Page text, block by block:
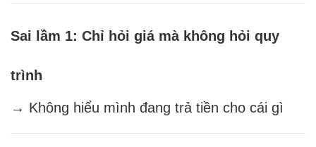
Sai lầm 1: Chỉ hỏi giá mà không hỏi quy
trình
→ Không hiểu mình đang trả tiền cho cái gì